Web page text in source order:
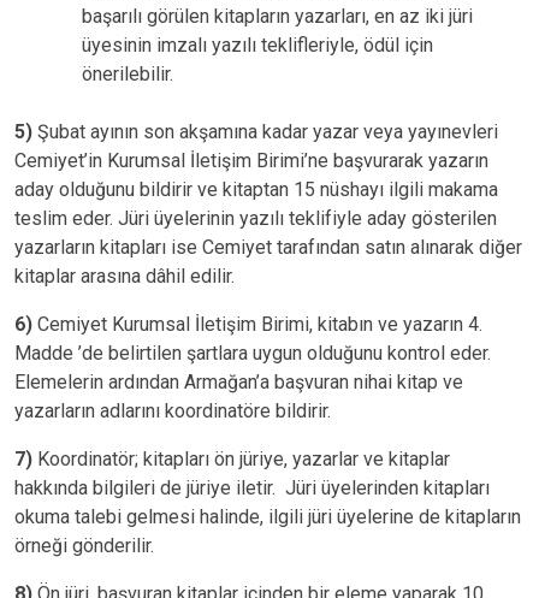
başarılı görülen kitapların yazarları, en az iki jüri
üyesinin imzalı yazılı teklifleriyle, ödül için
önerilebilir.
5) Şubat ayının son akşamına kadar yazar veya yayınevleri
Cemiyet’in Kurumsal İletişim Birimi’ne başvurarak yazarın
aday olduğunu bildirir ve kitaptan 15 nüshayı ilgili makama
teslim eder. Jüri üyelerinin yazılı teklifiyle aday gösterilen
yazarların kitapları ise Cemiyet tarafından satın alınarak diğer
kitaplar arasına dâhil edilir.
6) Cemiyet Kurumsal İletişim Birimi, kitabın ve yazarın 4.
Madde ’de belirtilen şartlara uygun olduğunu kontrol eder.
Elemelerin ardından Armağan’a başvuran nihai kitap ve
yazarların adlarını koordinatöre bildirir.
7) Koordinatör; kitapları ön jüriye, yazarlar ve kitaplar
hakkında bilgileri de jüriye iletir. Jüri üyelerinden kitapları
okuma talebi gelmesi halinde, ilgili jüri üyelerine de kitapların
örneği gönderilir.